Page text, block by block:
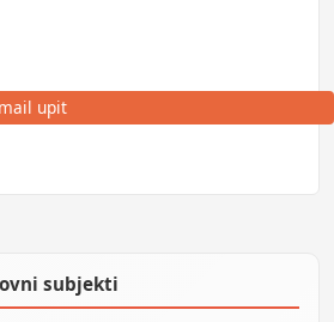
upit
subjekti